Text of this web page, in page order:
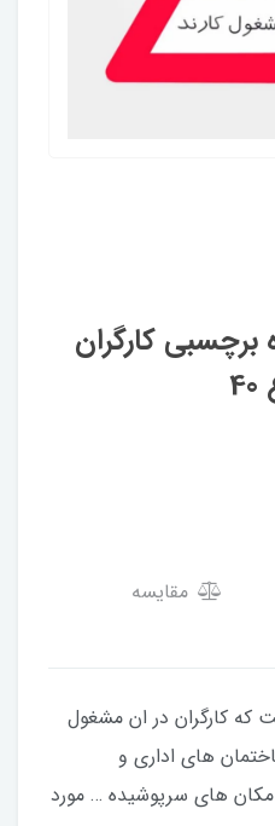
کارگران
مقایسه
که کارگران در ان مشغول
های اداری و
های سرپوشیده … مورد